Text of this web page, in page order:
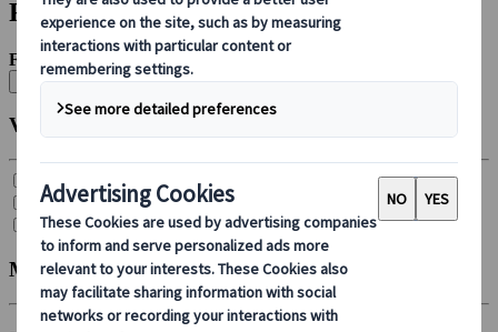
Filtre
Filtrer etter:
Nullstill alle
Velg reise
Bilferie ( 4 )
Gruppereise (4)
Individuell reise (29)
Måned for avreise